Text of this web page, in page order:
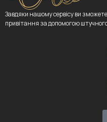
Завдяки нашому сервісу ви
привітання за допомогою